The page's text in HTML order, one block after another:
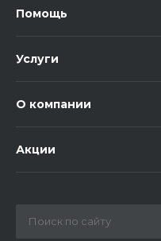
Помощь
Услуги
О компании
Акции